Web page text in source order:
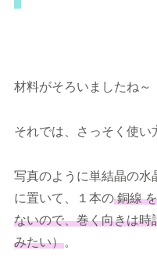
材料がそろいましたね～
それでは、さっそく使い
写真のように単結晶の水
に置いて、１本の銅線
ないので、巻く向きは時
みたい）。